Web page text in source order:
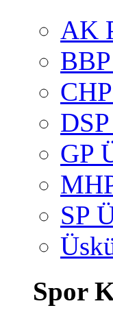
AK
GP
SP
Spor